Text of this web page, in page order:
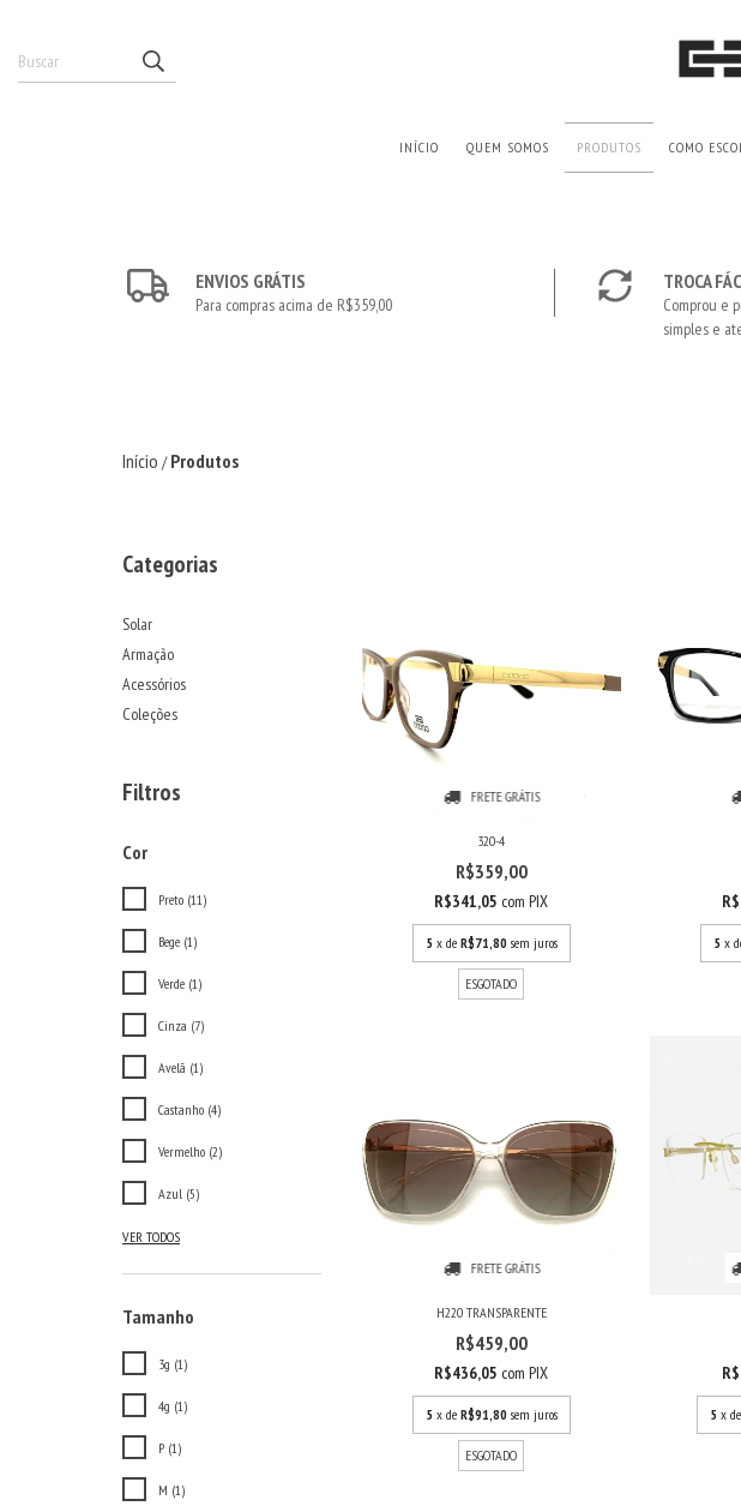
INÍCIO QUEM SOMOS PRODUTOS COMO
ENVIOS GRÁTIS
Para compras acima de R$359,00
TROCA
Comprou e
simples e
Início / Produtos
Categorias
Solar
Armação
Acessórios
Coleções
Filtros
Cor
Preto (11)
Bege (1)
Verde (1)
Cinza (7)
Avelã (1)
Castanho (4)
Vermelho (2)
Azul (5)
VER TODOS
Tamanho
3g (1)
4g (1)
P (1)
M (1)
FRETE GRÁTIS
320-4
R$359,00
R$341,05 com PIX
5 x de R$71,80 sem juros
ESGOTADO
5 x
FRETE GRÁTIS
H220 TRANSPARENTE
R$459,00
R$436,05 com PIX
5 x de R$91,80 sem juros
ESGOTADO
5 x de